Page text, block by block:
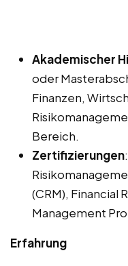
Akademischer
oder
Finanzen,
Bereich.
Zertifizierungen
(CRM), Financial
Management
Erfahrung